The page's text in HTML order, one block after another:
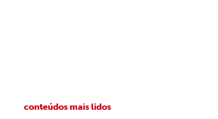
conteúdos mais lidos